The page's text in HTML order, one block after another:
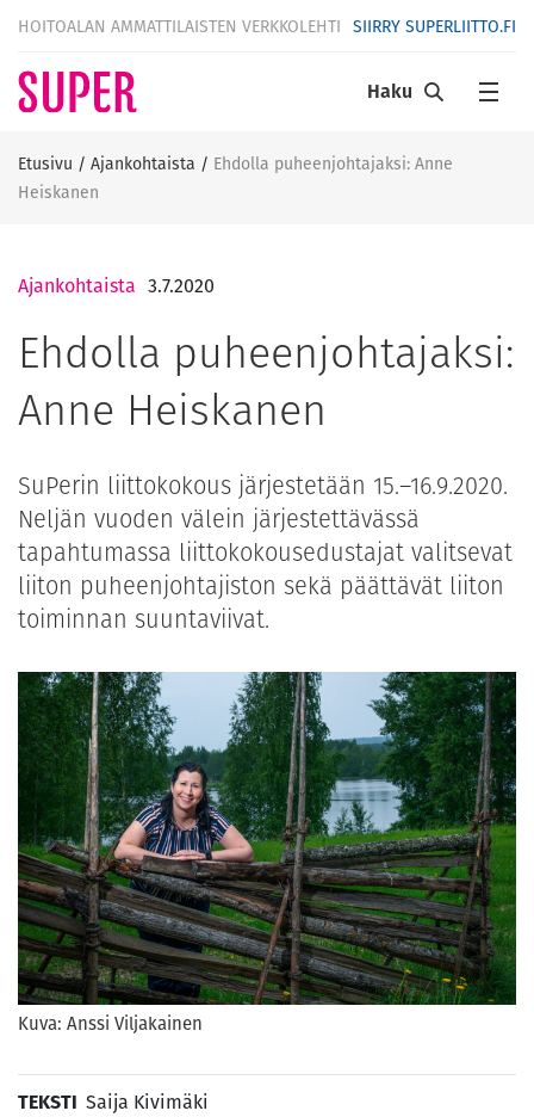
HOITOALAN AMMATTILAISTEN VERKKOLEHTI SIIRRY SUPERLIITTO.FI
Haku
Etusivu / Ajankohtaista / Ehdolla puheenjohtajaksi: Anne
Heiskanen
Ajankohtaista 3.7.2020
Ehdolla puheenjohtajaksi:
Anne Heiskanen
SuPerin liittokokous järjestetään 15.–16.9.2020.
Neljän vuoden välein järjestettävässä
tapahtumassa liittokokousedustajat valitsevat
liiton puheenjohtajiston sekä päättävät liiton
toiminnan suuntaviivat.
Kuva: Anssi Viljakainen
TEKSTI Saija Kivimäki